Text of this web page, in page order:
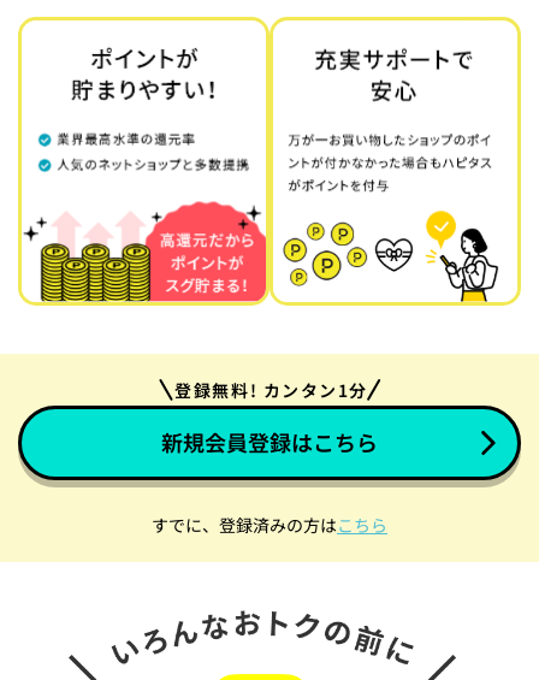
登録無料! カンタン1分
新規会員登録はこちら
すでに、登録済みの方はこちら